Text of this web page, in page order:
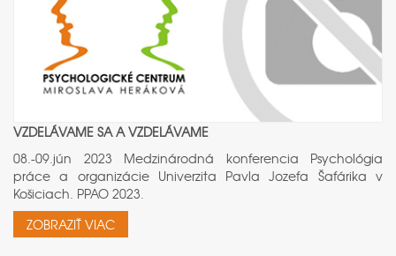
VZDELÁVAME SA A VZDELÁVAME
08.-09.jún 2023 Medzinárodná konferencia Psychológia
práce a organizácie Univerzita Pavla Jozefa Šafárika v
Košiciach. PPAO 2023.
ZOBRAZIŤ VIAC